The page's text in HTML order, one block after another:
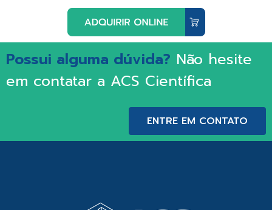
Possui alguma dúvida? Não hesite
em contatar a ACS Científica
ENTRE EM CONTATO